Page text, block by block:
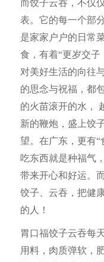
而饺子云吞，不仅
表。它的每一个部
是家家户户的日常
食，有着“更岁交子
对美好生活的向往
的思念与祝福，都
的火苗滚开的水，
新的鞭炮，盛上饺
望。在广东，更有“
吃东西就是种福气
带来开心和好运。
饺子、云吞，把健
的人！
胃口福饺子云吞每
用料，肉质弹软，